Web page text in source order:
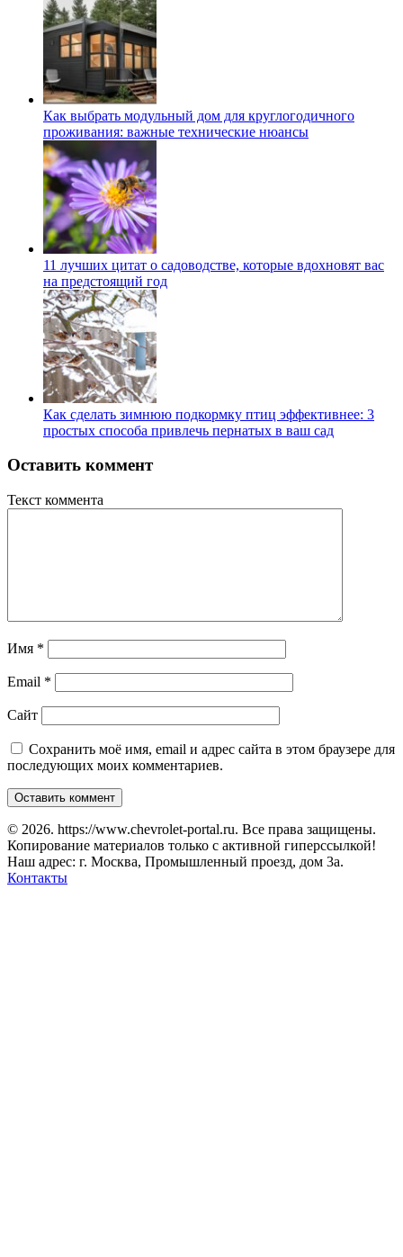
Как выбрать модульный дом для круглогодичного
проживания: важные технические нюансы
11 лучших цитат о садоводстве, которые вдохновят вас
на предстоящий год
Как сделать зимнюю подкормку птиц эффективнее: 3
простых способа привлечь пернатых в ваш сад
Оставить коммент
Текст коммента
Имя *
Email *
Сайт
Сохранить моё имя, email и адрес сайта в этом браузере для
последующих моих комментариев.
© 2026. https://www.chevrolet-portal.ru. Все права защищены.
Копирование материалов только с активной гиперссылкой!
Наш адрес: г. Москва, Промышленный проезд, дом 3а.
Контакты